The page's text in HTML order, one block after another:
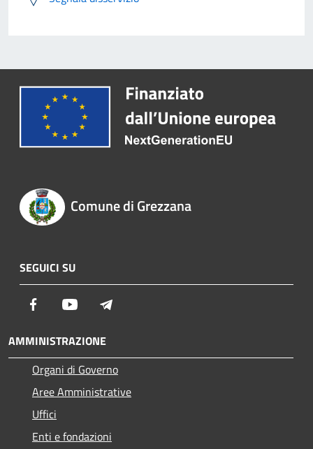
Comune di Grezzana
SEGUICI SU
Facebook Youtube
AMMINISTRAZIONE
Organi di Governo
Aree Amministrative
Uffici
Enti e fondazioni